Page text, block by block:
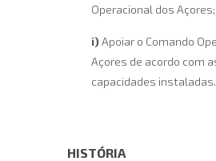
Operacional dos Açores;
i)Apoiar o Comando
Açores de acordo com
capacidades instaladas.
HISTÓRIA